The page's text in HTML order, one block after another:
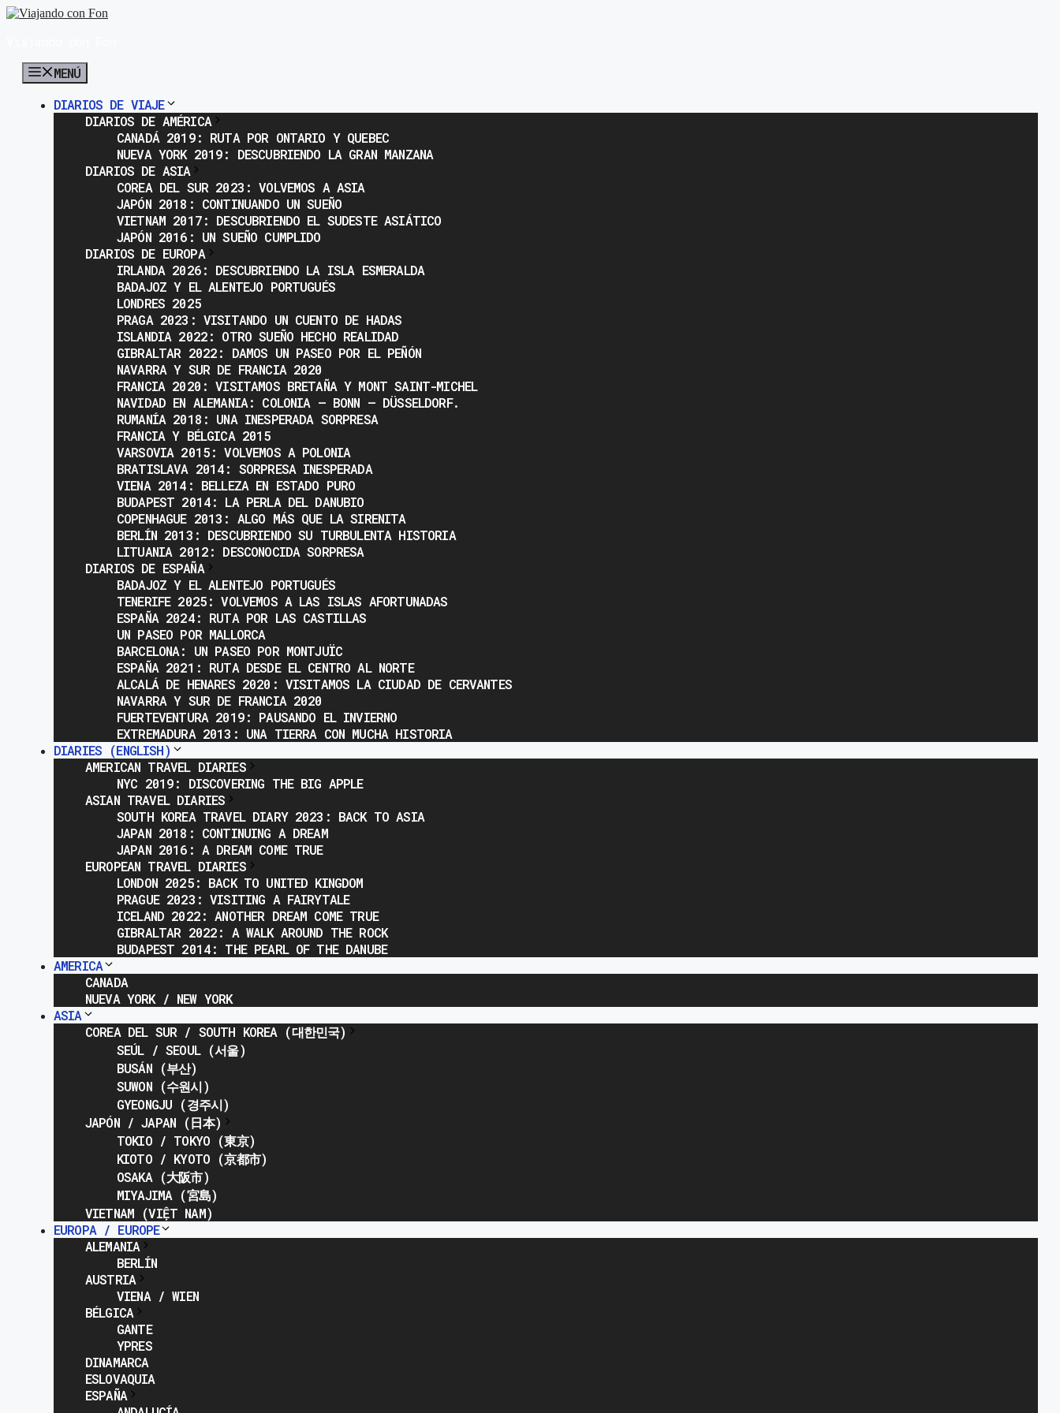
Saltar
MENÚ
DIARIOS DE VIAJE
DIARIOS DE AMÉRICA
CANADÁ 2019: RUTA POR ONTARIO Y QUEBEC
NUEVA YORK 2019: DESCUBRIENDO LA GRAN MANZANA
DIARIOS DE ASIA
COREA DEL SUR 2023: VOLVEMOS A ASIA
JAPÓN 2018: CONTINUANDO UN SUEÑO
VIETNAM 2017: DESCUBRIENDO EL SUDESTE ASIÁTICO
JAPÓN 2016: UN SUEÑO CUMPLIDO
DIARIOS DE EUROPA
IRLANDA 2026: DESCUBRIENDO LA ISLA ESMERALDA
BADAJOZ Y EL ALENTEJO PORTUGUÉS
LONDRES 2025
PRAGA 2023: VISITANDO UN CUENTO DE HADAS
ISLANDIA 2022: OTRO SUEÑO HECHO REALIDAD
GIBRALTAR 2022: DAMOS UN PASEO POR EL PEÑÓN
NAVARRA Y SUR DE FRANCIA 2020
FRANCIA 2020: VISITAMOS BRETAÑA Y MONT SAINT-MICHEL
NAVIDAD EN ALEMANIA: COLONIA – BONN – DÜSSELDORF.
RUMANÍA 2018: UNA INESPERADA SORPRESA
FRANCIA Y BÉLGICA 2015
VARSOVIA 2015: VOLVEMOS A POLONIA
BRATISLAVA 2014: SORPRESA INESPERADA
VIENA 2014: BELLEZA EN ESTADO PURO
BUDAPEST 2014: LA PERLA DEL DANUBIO
COPENHAGUE 2013: ALGO MÁS QUE LA SIRENITA
BERLÍN 2013: DESCUBRIENDO SU TURBULENTA HISTORIA
LITUANIA 2012: DESCONOCIDA SORPRESA
DIARIOS DE ESPAÑA
BADAJOZ Y EL ALENTEJO PORTUGUÉS
TENERIFE 2025: VOLVEMOS A LAS ISLAS AFORTUNADAS
ESPAÑA 2024: RUTA POR LAS CASTILLAS
UN PASEO POR MALLORCA
BARCELONA: UN PASEO POR MONTJUÏC
ESPAÑA 2021: RUTA DESDE EL CENTRO AL NORTE
ALCALÁ DE HENARES 2020: VISITAMOS LA CIUDAD DE CERVANTES
NAVARRA Y SUR DE FRANCIA 2020
FUERTEVENTURA 2019: PAUSANDO EL INVIERNO
EXTREMADURA 2013: UNA TIERRA CON MUCHA HISTORIA
DIARIES (ENGLISH)
AMERICAN TRAVEL DIARIES
NYC 2019: DISCOVERING THE BIG APPLE
ASIAN TRAVEL DIARIES
SOUTH KOREA TRAVEL DIARY 2023: BACK TO ASIA
JAPAN 2018: CONTINUING A DREAM
JAPAN 2016: A DREAM COME TRUE
EUROPEAN TRAVEL DIARIES
LONDON 2025: BACK TO UNITED KINGDOM
PRAGUE 2023: VISITING A FAIRYTALE
ICELAND 2022: ANOTHER DREAM COME TRUE
GIBRALTAR 2022: A WALK AROUND THE ROCK
BUDAPEST 2014: THE PEARL OF THE DANUBE
AMERICA
CANADA
NUEVA YORK / NEW YORK
ASIA
COREA DEL SUR / SOUTH KOREA (대한민국)
SEÚL / SEOUL (서울)
BUSÁN (부산)
SUWON (수원시)
GYEONGJU (경주시)
JAPÓN / JAPAN (日本)
TOKIO / TOKYO (東京)
KIOTO / KYOTO (京都市)
OSAKA (大阪市)
MIYAJIMA (宮島)
VIETNAM (VIỆT NAM)
EUROPA / EUROPE
ALEMANIA
BERLÍN
AUSTRIA
VIENA / WIEN
BÉLGICA
GANTE
YPRES
DINAMARCA
ESLOVAQUIA
ESPAÑA